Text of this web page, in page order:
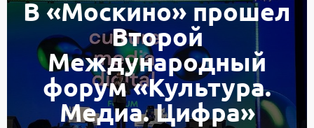
В «Москино» прошел
Второй
Международный
форум «Культура.
Медиа. Цифра»